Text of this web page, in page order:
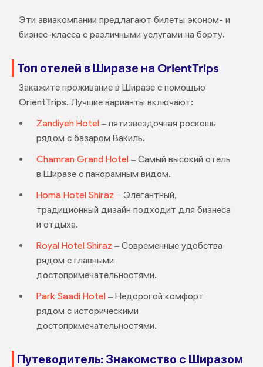
Эти авиакомпании предлагают билеты эконом- и
бизнес-класса с различными услугами на борту.
Топ отелей в Ширазе на OrientTrips
Закажите проживание в Ширазе с помощью
OrientTrips. Лучшие варианты включают:
Zandiyeh Hotel– пятизвездочная роскошь
рядом с базаром Вакиль.
Chamran Grand Hotel– Самый высокий отель
в Ширазе с панорамным видом.
Homa Hotel Shiraz – Элегантный,
традиционный дизайн подходит для бизнеса
и отдыха.
Royal Hotel Shiraz – Современные удобства
рядом с главными
достопримечательностями.
Park Saadi Hotel– Недорогой комфорт
рядом с историческими
достопримечательностями.
Путеводитель: Знакомство с Ширазом